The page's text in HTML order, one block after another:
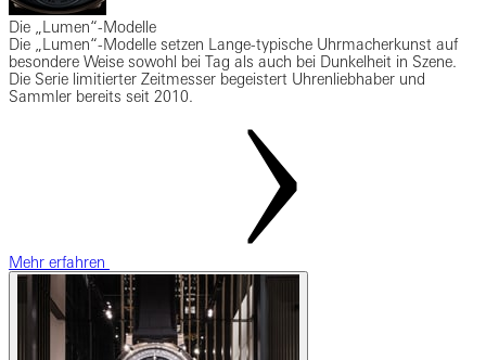
Die „Lumen“-Modelle
Die „Lumen“-Modelle setzen Lange-typische Uhrmacherkunst auf
besondere Weise sowohl bei Tag als auch bei Dunkelheit in Szene.
Die Serie limitierter Zeitmesser begeistert Uhrenliebhaber und
Sammler bereits seit 2010.
Mehr erfahren